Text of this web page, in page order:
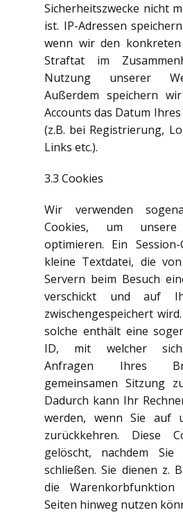
Sicherheitszwecke nicht
ist. IP-Adressen
wenn wir den
Straftat im
Nutzung unserer
Außerdem speichern
Accounts das Datum
(z.B. bei Registrierung,
Links etc.).
3.3 Cookies
Wir verwenden
Cookies, um
optimieren. Ein
kleine Textdatei, die
Servern beim Besuch
verschickt und auf
zwischengespeichert
solche enthält eine
ID, mit welcher sich
Anfragen Ihres
gemeinsamen Sitzung
Dadurch kann Ihr
werden, wenn Sie auf
zurückkehren. Diese
gelöscht, nachdem
schließen. Sie dienen z.
die
Seiten hinweg nutzen